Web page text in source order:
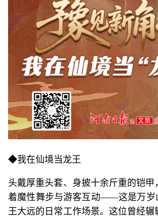
◆我在仙境当龙王
头戴厚重头套、身披十余斤重的铠甲
着魔性舞步与游客互动——这是万岁
王大远的日常工作场景。这位曾经辗